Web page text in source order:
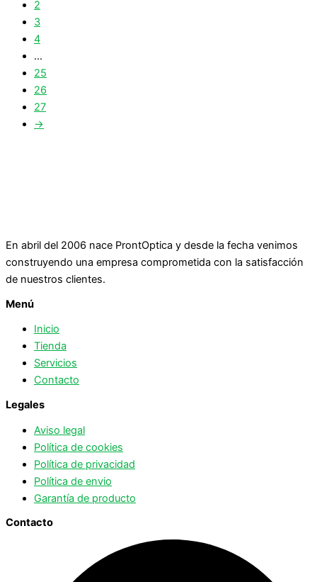
2
3
4
…
25
26
27
→
En abril del 2006 nace ProntOptica y desde la fecha venimos
construyendo una empresa comprometida con la satisfacción
de nuestros clientes.
Menú
Inicio
Tienda
Servicios
Contacto
Legales
Aviso legal
Política de cookies
Política de privacidad
Política de envio
Garantía de producto
Contacto